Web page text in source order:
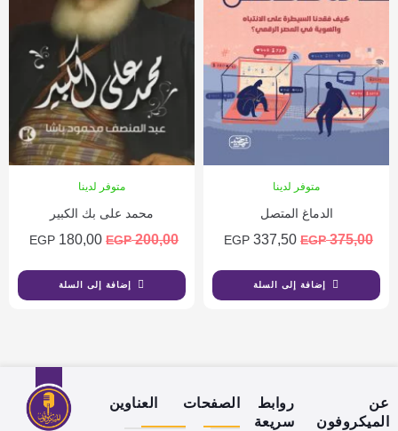
متوفر لدينا
الدماغ المتصل
375,00
EGP
337,50
EGP
إضافة إلى السلة
متوفر لدينا
محمد على بك الكبير
200,00
EGP
180,00
EGP
إضافة إلى السلة
عن
الميكروفون
روابط
سريعة
الصفحات العناوين